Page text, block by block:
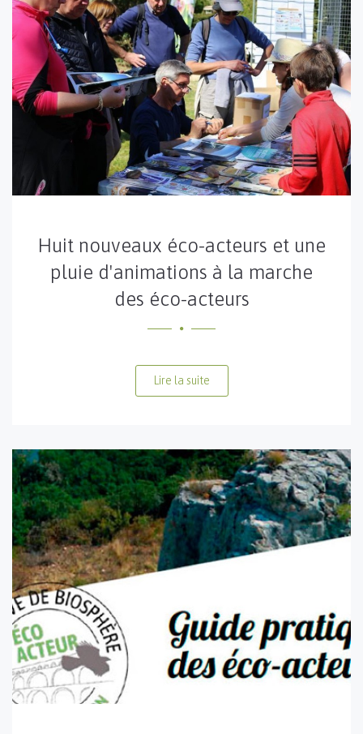
Huit nouveaux éco-acteurs et une
pluie d'animations à la marche
des éco-acteurs
Lire la suite